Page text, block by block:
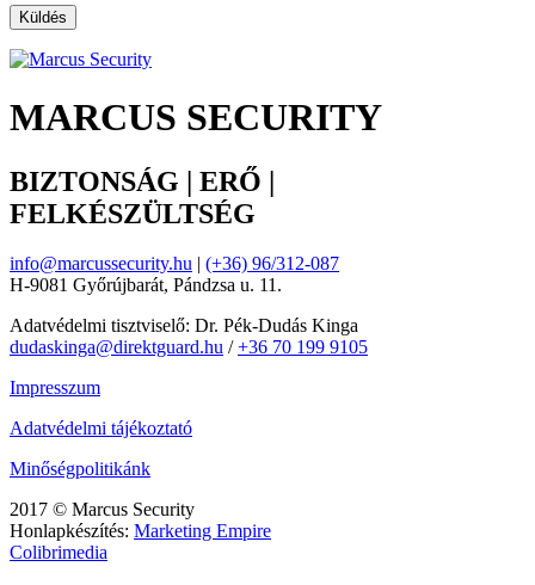
MARCUS SECURITY
BIZTONSÁG | ERŐ |
FELKÉSZÜLTSÉG
info@marcussecurity.hu | (+36) 96/312-087
H-9081 Győrújbarát, Pándzsa u. 11.
Adatvédelmi tisztviselő: Dr. Pék-Dudás Kinga
dudaskinga@direktguard.hu /+36 70 199 9105
Impresszum
Adatvédelmi tájékoztató
Minőségpolitikánk
2017 © Marcus Security
Honlapkészítés: Marketing Empire
Colibrimedia